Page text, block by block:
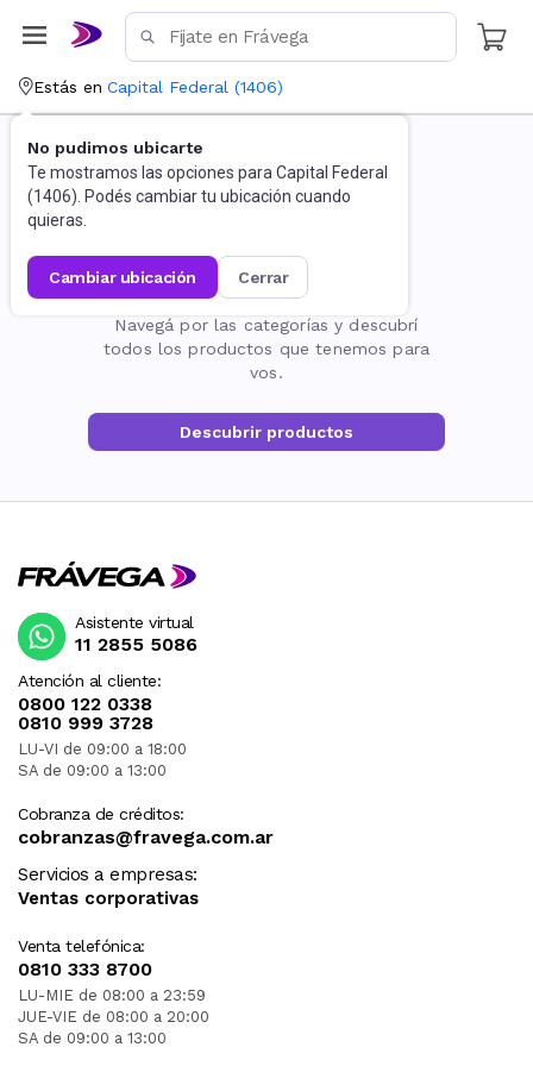
Estás en Capital Federal (1406)
No pudimos ubicarte
Te mostramos las opciones para Capital Federal
(1406). Podés cambiar tu ubicación cuando
quieras.
cambiar ubicación cerrar
La página no existe
Navegá por las categorías y descubrí
todos los productos que tenemos para
vos.
Descubrir productos
Atención al cliente:
0800 122 0338
0810 999 3728
LU-VI de 09:00 a 18:00
SA de 09:00 a 13:00
Cobranza de créditos:
cobranzas@fravega.com.ar
Servicios a empresas:
Ventas corporativas
Venta telefónica:
0810 333 8700
LU-MIE de 08:00 a 23:59
JUE-VIE de 08:00 a 20:00
SA de 09:00 a 13:00
Asistente virtual
11 2855 5086